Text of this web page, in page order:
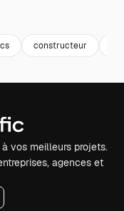
constructeur
vos meilleurs projets.
agences et